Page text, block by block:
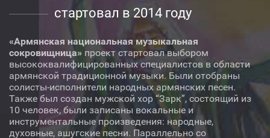
Песня гадания
Регион
Автор
стартовал в 2014 году
«Армянская национальная музыкальная
сокровищница» проект стартовал выбором
высококвалифицированных специалистов в области
армянской традиционной музыки. Были отобраны
солисты-исполнители народных армянских песен.
Также был создан мужской хор “Зарк”, состоящий из
10 человек, были записаны вокальные и
инструментальные произведения: народные,
духовные, ашугские песни. Параллельно со